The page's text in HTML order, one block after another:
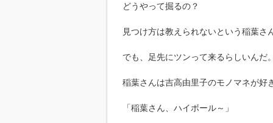
どうやって掘るの？
見つけ方は教えられないという稲葉さ
でも、足先にツンって来るらしいんだ。
稲葉さんは吉高由里子のモノマネが好き
「稲葉さん、ハイボール～」